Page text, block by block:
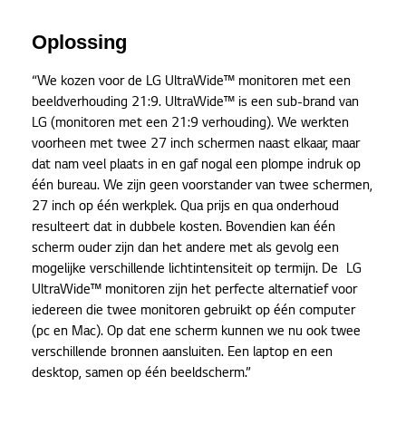
Oplossing
“We kozen voor de LG UltraWide™ monitoren met een
beeldverhouding 21:9. UltraWide™ is een sub-brand van
LG (monitoren met een 21:9 verhouding). We werkten
voorheen met twee 27 inch schermen naast elkaar, maar
dat nam veel plaats in en gaf nogal een plompe indruk op
één bureau. We zijn geen voorstander van twee schermen,
27 inch op één werkplek. Qua prijs en qua onderhoud
resulteert dat in dubbele kosten. Bovendien kan één
scherm ouder zijn dan het andere met als gevolg een
mogelijke verschillende lichtintensiteit op termijn. De LG
UltraWide™ monitoren zijn het perfecte alternatief voor
iedereen die twee monitoren gebruikt op één computer
(pc en Mac). Op dat ene scherm kunnen we nu ook twee
verschillende bronnen aansluiten. Een laptop en een
desktop, samen op één beeldscherm.”